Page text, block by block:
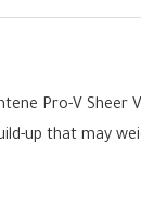
Pro-V
up that may